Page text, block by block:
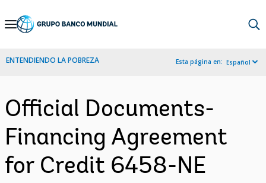
Skip
Navigation
ENTENDIENDO LA POBREZA Esta página en: Español
Official Documents-
Financing Agreement
for Credit 6458-NE